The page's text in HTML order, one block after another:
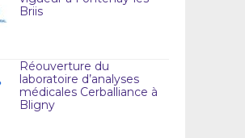
Briis
Réouverture du
laboratoire d’analyses
médicales Cerballiance à
Bligny